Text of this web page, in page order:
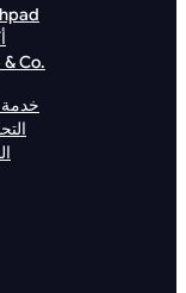
Co.
خدمة